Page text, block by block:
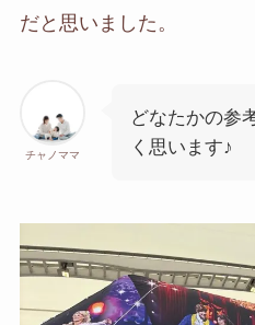
だと思いました。
チャノママ
どなたかの参
く思います♪